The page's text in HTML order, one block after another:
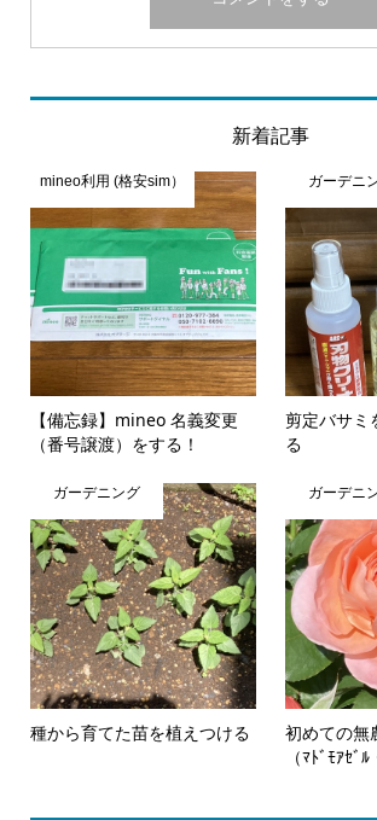
新着記事
mineo利用 (格安sim）
【備忘録】mineo 名義変更
（番号譲渡）をする！
ガーデニ
剪定バサミ
る
ガーデニング
種から育てた苗を植えつける
ガーデニ
初めての無
（ﾏﾄﾞﾓｱｾﾞ